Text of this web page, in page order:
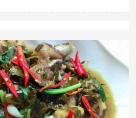
group Zalo ngay hôm